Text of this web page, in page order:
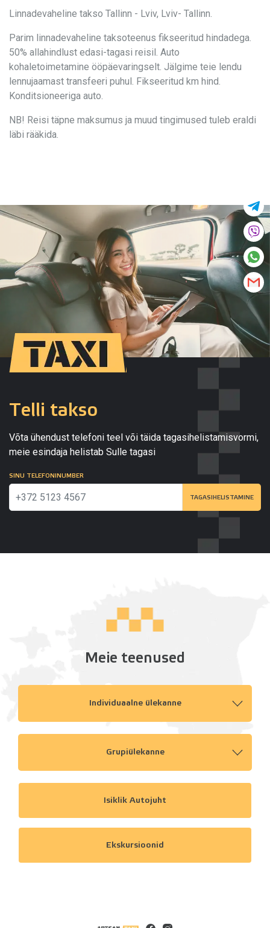
Linnadevaheline takso Tallinn - Lviv, Lviv- Tallinn.
Parim linnadevaheline taksoteenus fikseeritud hindadega.
50% allahindlust edasi-tagasi reisil. Auto
kohaletoimetamine ööpäevaringselt. Jälgime teie lendu
lennujaamast transfeeri puhul. Fikseeritud km hind.
Konditsioneeriga auto.
NB! Reisi täpne maksumus ja muud tingimused tuleb eraldi
läbi rääkida.
Telli takso
Võta ühendust telefoni teel või täida tagasihelistamisvormi,
meie esindaja helistab Sulle tagasi
SINU TELEFONINUMBER
TAGASIHELISTAMINE
Meie teenused
Individuaalne ülekanne
Grupiülekanne
Isiklik Autojuht
Ekskursioonid